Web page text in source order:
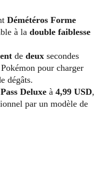
Démétéros Forme
à la double faiblesse
de deux secondes
pour charger
dégâts.
Deluxe à 4,99 USD,
par un modèle de